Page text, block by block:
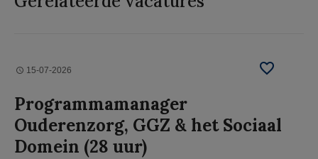
15-07-2026
Programmamanager
Ouderenzorg, GGZ & het Sociaal
Domein (28 uur)